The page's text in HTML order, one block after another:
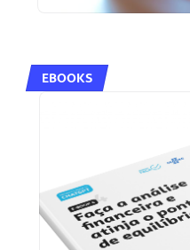
EBOOKS